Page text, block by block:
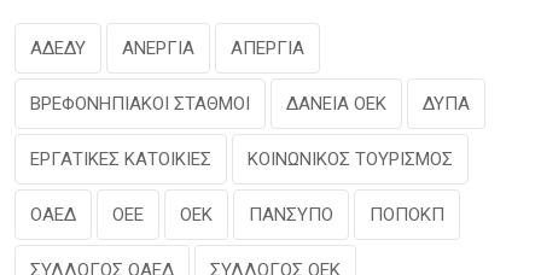
ΑΔΕΔΥ ΑΝΕΡΓΙΑ ΑΠΕΡΓΙΑ
ΒΡΕΦΟΝΗΠΙΑΚΟΙ ΣΤΑΘΜΟΙ ΔΑΝΕΙΑ ΟΕΚ ΔΥΠΑ
ΕΡΓΑΤΙΚΕΣ ΚΑΤΟΙΚΙΕΣ ΚΟΙΝΩΝΙΚΟΣ ΤΟΥΡΙΣΜΟΣ
ΟΑΕΔ ΟΕΕ ΟΕΚ ΠΑΝΣΥΠΟ ΠΟΠΟΚΠ
ΣΥΛΛΟΓΟΣ ΟΑΕΔ ΣΥΛΛΟΓΟΣ ΟΕΚ